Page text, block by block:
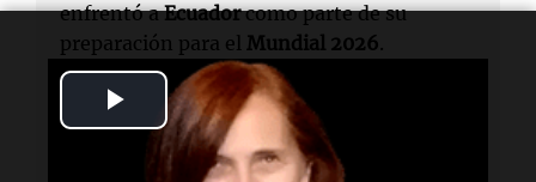
Play
Video
enfrentó aEcuadorcomo parte de su
preparación para el Mundial 2026.
¿Quién
es el director de selecciones
nacionales? Duilio Davino es el director de
selecciones nacionales de México.